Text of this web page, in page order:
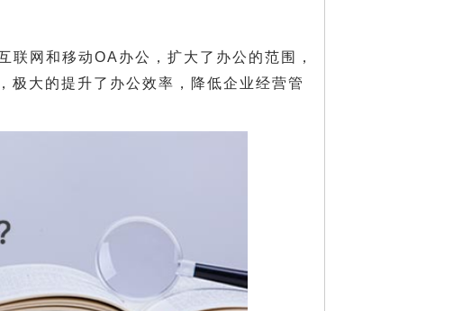
联网和移动OA办公，扩大了办公的范围，
极大的提升了办公效率，降低企业经营管